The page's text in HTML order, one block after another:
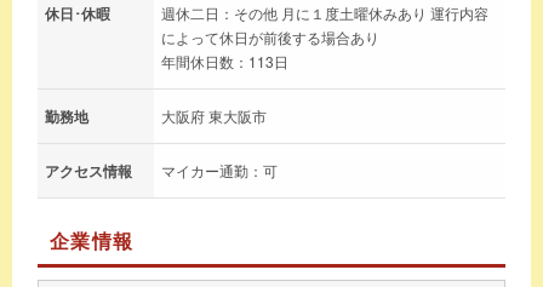
休日･休暇
週休二日：その他 月に１度土曜休みあり 運行内容
によって休日が前後する場合あり
年間休日数：113日
勤務地 大阪府 東大阪市
アクセス情報 マイカー通勤：可
企業情報